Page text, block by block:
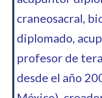
craneosacral,
diplomado,
profesor de
desde el año